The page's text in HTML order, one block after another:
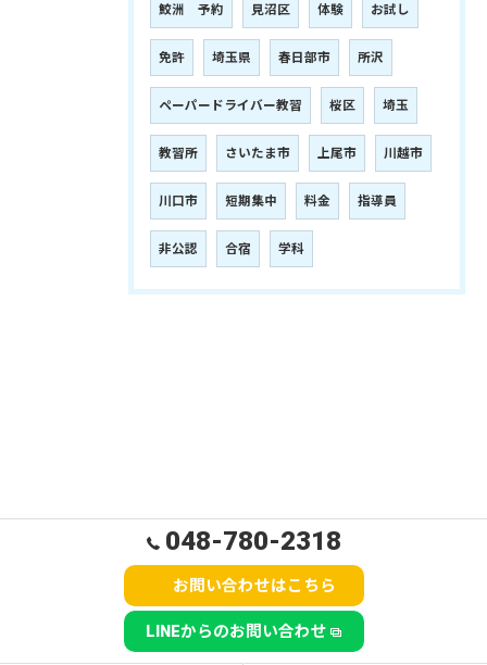
鮫洲 予約 見沼区 体験 お試し
免許 埼玉県 春日部市 所沢
ペーパードライバー教習 桜区 埼玉
教習所 さいたま市 上尾市 川越市
川口市 短期集中 料金 指導員
非公認 合宿 学科
048-780-2318
お問い合わせはこちら
LINEからのお問い合わせ